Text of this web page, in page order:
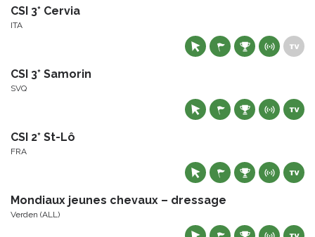
CSI 3* Cervia
ITA
CSI 3* Samorin
SVQ
CSI 2* St-Lô
FRA
Mondiaux jeunes chevaux – dressage
Verden (ALL)